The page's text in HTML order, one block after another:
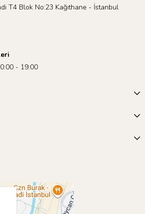
T4 Blok No:23 Kağıthane - İstanbul
- 19:00